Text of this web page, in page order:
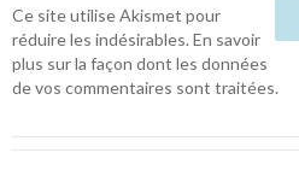
Ce site utilise Akismet pour
réduire les indésirables.En savoir
plus sur la façon dont les données
de vos commentaires sont traitées.